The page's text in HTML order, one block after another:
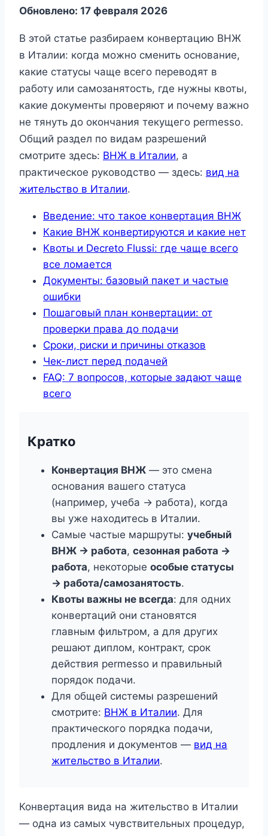
Обновлено: 17 февраля 2026
В этой статье разбираем конвертацию ВНЖ
в Италии: когда можно сменить основание,
какие статусы чаще всего переводят в
работу или самозанятость, где нужны квоты,
какие документы проверяют и почему важно
не тянуть до окончания текущего permesso.
Общий раздел по видам разрешений
смотрите здесь: ВНЖ в Италии, а
практическое руководство — здесь: вид на
жительство в Италии.
Введение: что такое конвертация ВНЖ
Какие ВНЖ конвертируются и какие нет
Квоты и Decreto Flussi: где чаще всего
все ломается
Документы: базовый пакет и частые
ошибки
Пошаговый план конвертации: от
проверки права до подачи
Сроки, риски и причины отказов
Чек-лист перед подачей
FAQ: 7 вопросов, которые задают чаще
всего
Кратко
Конвертация ВНЖ — это смена
основания вашего статуса
(например, учеба -> работа), когда
вы уже находитесь в Италии.
Самые частые маршруты: учебный
ВНЖ -> работа, сезонная работа ->
работа, некоторые особые статусы
-> работа/самозанятость.
Квоты важны не всегда: для одних
конвертаций они становятся
главным фильтром, а для других
решают диплом, контракт, срок
действия permesso и правильный
порядок подачи.
Для общей системы разрешений
смотрите: ВНЖ в Италии. Для
практического порядка подачи,
продления и документов — вид на
жительство в Италии.
Конвертация вида на жительство в Италии
— одна из самых чувствительных процедур,